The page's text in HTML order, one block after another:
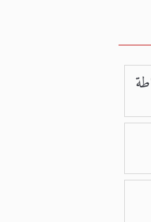
سلاطة باذنجان
4 أشخاص